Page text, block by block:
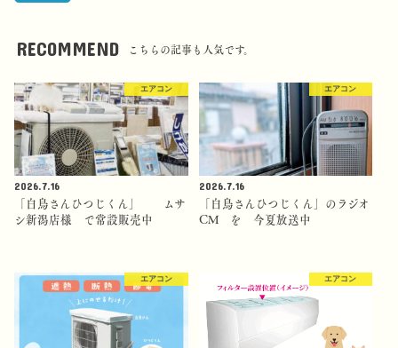
RECOMMEND こちらの記事も人気です。
エアコン
2026.7.16
「白鳥さんひつじくん」 ムサ
シ新潟店様 で常設販売中
エアコン
2026.7.16
「白鳥さんひつじくん」のラジオ
CM を 今夏放送中
エアコン エアコン